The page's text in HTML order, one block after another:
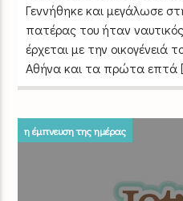
Γεννήθηκε και μεγάλωσε
πατέρας του ήταν
έρχεται με την οικογένειά
Αθήνα και τα πρώτα επτά
η έμπνευση της ημέρας